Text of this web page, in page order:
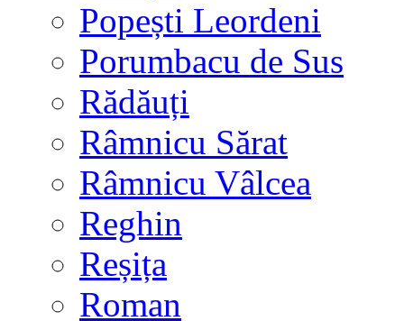
Popești Leordeni
Porumbacu de Sus
Rădăuți
Râmnicu Sărat
Râmnicu Vâlcea
Reghin
Reșița
Roman